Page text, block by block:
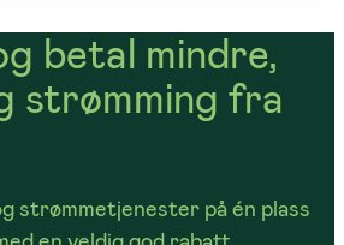
betal mindre,
strømming fra
strømmetjenester på én plass